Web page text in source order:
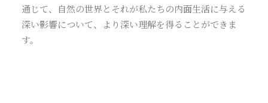
通じて、自然の世界とそれが私たちの内面生活に与える
深い影響について、より深い理解を得ることができま
す。